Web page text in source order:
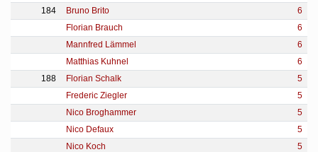
184
Bruno Brito
6
Florian Brauch
6
Mannfred Lämmel
6
Matthias Kuhnel
6
188
Florian Schalk
5
Frederic Ziegler
5
Nico Broghammer
5
Nico Defaux
5
Nico Koch
5